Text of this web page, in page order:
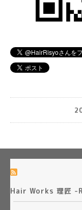
Hair Works 理匠 -